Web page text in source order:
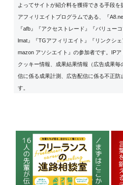
よってサイトが紹介料を獲得できる手段
アフィリエイトプログラムである、『
『afb』『アクセストレード』『バリュー
lmat』『TGアフィリエイト』『リンクシ
mazon アソシエイト』の参加者です。IPア
クッキー情報、成果結果情報（広告成果
信に係る成果計測、広告配信に係る不正防
す。